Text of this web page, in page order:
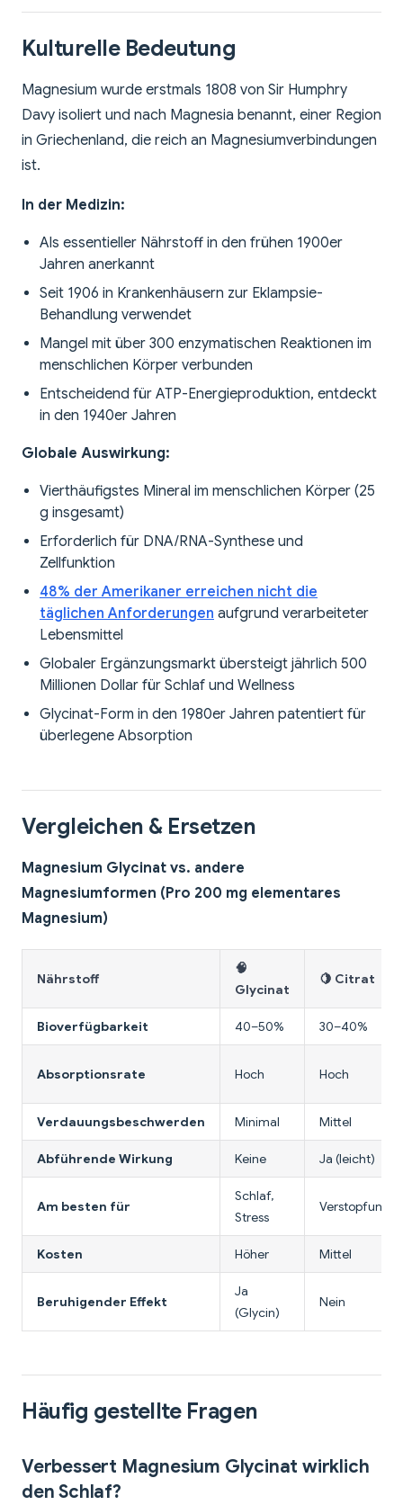
Kulturelle Bedeutung
Magnesium wurde erstmals 1808 von Sir Humphry
Davy isoliert und nach Magnesia benannt, einer Region
in Griechenland, die reich an Magnesiumverbindungen
ist.
In der Medizin:
Als essentieller Nährstoff in den frühen 1900er
Jahren anerkannt
Seit 1906 in Krankenhäusern zur Eklampsie-
Behandlung verwendet
Mangel mit über 300 enzymatischen Reaktionen im
menschlichen Körper verbunden
Entscheidend für ATP-Energieproduktion, entdeckt
in den 1940er Jahren
Globale Auswirkung:
Vierthäufigstes Mineral im menschlichen Körper (25
g insgesamt)
Erforderlich für DNA/RNA-Synthese und
Zellfunktion
48% der Amerikaner erreichen nicht die
täglichen Anforderungen aufgrund verarbeiteter
Lebensmittel
Globaler Ergänzungsmarkt übersteigt jährlich 500
Millionen Dollar für Schlaf und Wellness
Glycinat-Form in den 1980er Jahren patentiert für
überlegene Absorption
Vergleichen & Ersetzen
Magnesium Glycinat vs. andere
Magnesiumformen (Pro 200 mg elementares
Magnesium)
Nährstoff
🧠
Glycinat
🍋 Citrat
Bioverfügbarkeit 40–50% 30–40%
Absorptionsrate Hoch Hoch
Verdauungsbeschwerden Minimal Mittel
Abführende Wirkung Keine Ja (leicht)
Am besten für
Schlaf,
Stress
Verstopfung
Kosten Höher Mittel
Beruhigender Effekt
Ja
(Glycin)
Nein
Häufig gestellte Fragen
Verbessert Magnesium Glycinat wirklich
den Schlaf?